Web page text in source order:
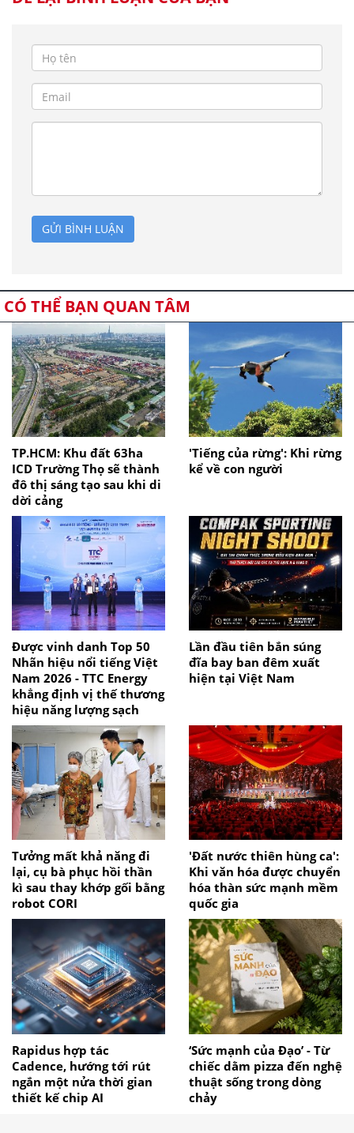
GỬI BÌNH LUẬN
CÓ THỂ BẠN QUAN TÂM
TP.HCM: Khu đất 63ha
ICD Trường Thọ sẽ thành
đô thị sáng tạo sau khi di
dời cảng
'Tiếng của rừng': Khi rừng
kể về con người
Được vinh danh Top 50
Nhãn hiệu nổi tiếng Việt
Nam 2026 - TTC Energy
khẳng định vị thế thương
hiệu năng lượng sạch
Lần đầu tiên bắn súng
đĩa bay ban đêm xuất
hiện tại Việt Nam
Tưởng mất khả năng đi
lại, cụ bà phục hồi thần
kì sau thay khớp gối bằng
robot CORI
'Đất nước thiên hùng ca':
Khi văn hóa được chuyển
hóa thàn sức mạnh mềm
quốc gia
Rapidus hợp tác
Cadence, hướng tới rút
ngắn một nửa thời gian
thiết kế chip AI
‘Sức mạnh của Đạo’ - Từ
chiếc dằm pizza đến nghệ
thuật sống trong dòng
chảy